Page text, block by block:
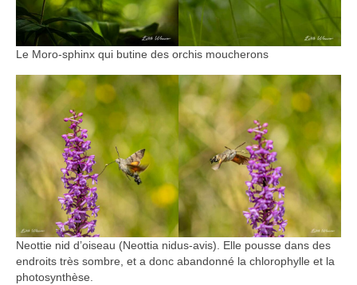
Le Moro-sphinx qui butine des orchis moucherons
Neottie nid d’oiseau (Neottia nidus-avis). Elle pousse dans des
endroits très sombre, et a donc abandonné la chlorophylle et la
photosynthèse.